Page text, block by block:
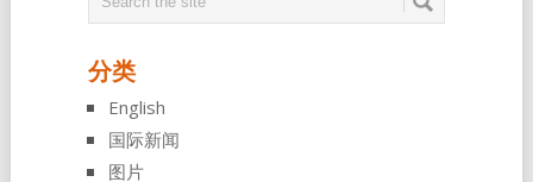
分类
English
国际新闻
图片